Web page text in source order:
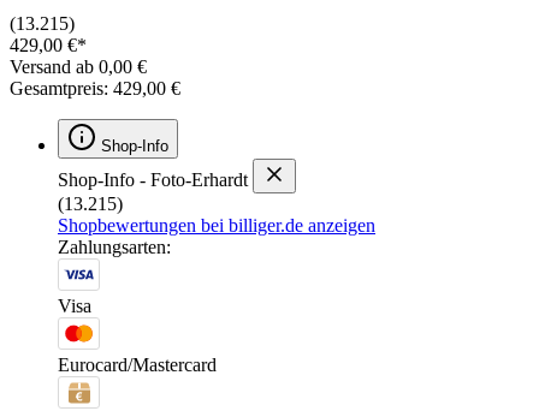
(13.215)
429,00 €*
Versand ab 0,00 €
Gesamtpreis: 429,00 €
Shop-Info
Shop-Info - Foto-Erhardt
(13.215)
Shopbewertungen bei billiger.de anzeigen
Zahlungsarten:
Visa
Eurocard/Mastercard